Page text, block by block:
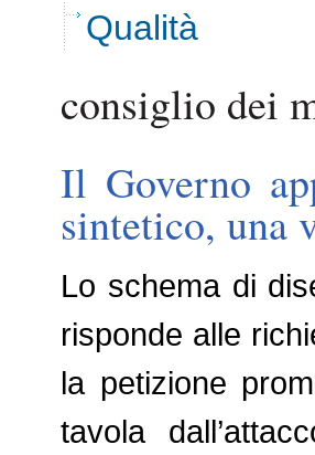
Qualità
consiglio dei
Il Governo
sintetico,
Lo schema di
risponde alle
la petizione
tavola